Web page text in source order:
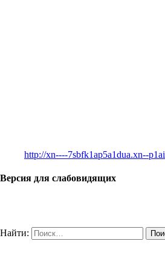
http://xn----7sbfk1ap5a1dua.xn--
Версия для слабовидящих
Найти: